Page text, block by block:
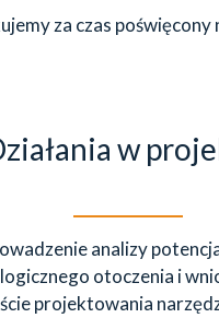
za czas poświęcony
w
analizy
otoczenia i
projektowania